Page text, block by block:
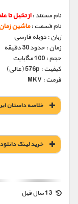
نام مستند :از تخیل تا
نام قسمت :ماشین
زبان : دوبله فارسی
زمان : حدود 30 دقیقه
حجم : 100 مگابایت
کیفیت : 576p (عالی)
فرمت : MKV
خلاصه داستان
خريد لينک
1900 تومان – خريد لينک دانلود (افزودن به سبد خريد)